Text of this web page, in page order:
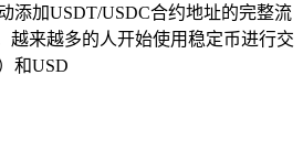
添加USDT/USDC合约地址的完整流
越来越多的人开始使用稳定币进行交
和USD